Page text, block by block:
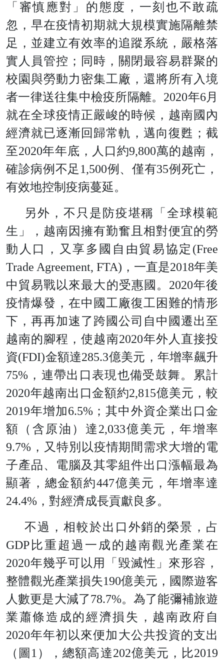
「審慎應對」的態度，一刻也不敢疏
忽，早在疫情初期就大規模實施隔離禁
足，並建立有效率的追蹤系統，嚴格落
實人員管控；同時，關閉最容易群聚的
校園與勞動力密集工廠，還將所有入境
者一律送往集中檢疫所隔離。2020年6月
就在全球疫情正嚴峻的時候，越南國內
經濟就已逐漸回歸常軌，邁向復甦；截
至2020年年底，人口約9,800萬的越南，
確診病例不足1,500例、僅有35例死亡，
有效地控制疫病蔓延。
另外，不只是防疫堪稱「全球模範
生」，越南因擁有勤奮且相對便宜的勞
動人口，又享多國自由貿易協定(Free
Trade Agreement, FTA)，一直是2018年美
中貿易戰以來最大的受惠國。2020年後
疫情爆發，在中國工廠復工困難的情形
下，再再加速了跨國公司自中國遷出至
越南的腳程，使越南2020年外人直接投
資(FDI)金額達285.3億美元，年增率飆升
75%，連帶出口表現也備受鼓舞。累計
2020年越南出口金額約2,815億美元，較
2019年增加6.5%；其中外資企業出口金
額（含原油）達2,033億美元，年增率
9.7%，又特別以疫情期間需求大增的電
子產品、電腦及其零組件出口漲幅最為
顯著，總金額約447億美元，年增率達
24.4%，對經濟成長貢獻良多。
不過，相較於出口外銷的榮景，占
GDP比重超過一成的越南觀光產業在
2020年幾乎可以用「毀滅性」來形容，
整體觀光產業損失190億美元，國際遊客
人數更是大減了78.7%。為了能彌補旅遊
業蕭條造成的經濟損失，越南政府自
2020年年初以來便加大公共投資的支出
（圖1），總額高達202億美元，比2019